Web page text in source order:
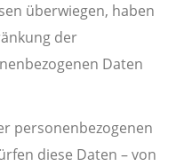
überwiegen, haben
der
Daten
personenbezogenen
diese Daten – von